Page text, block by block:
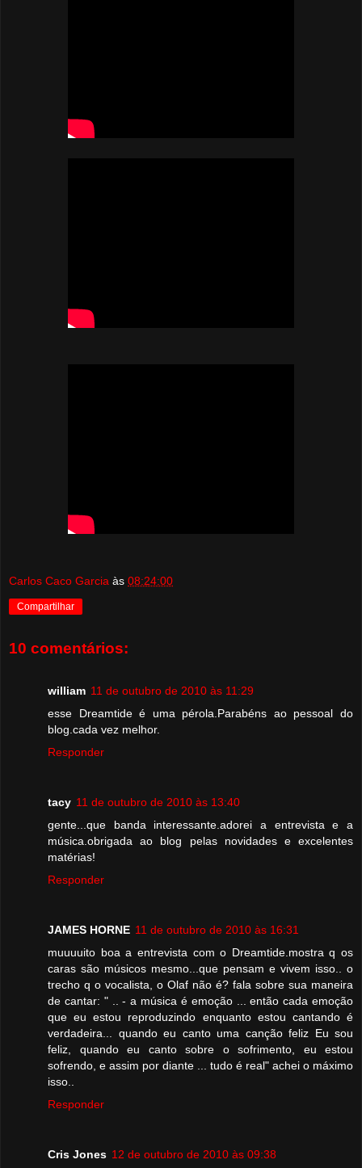
Carlos Caco Garcia às 08:24:00
Compartilhar
10 comentários:
william 11 de outubro de 2010 às 11:29
esse Dreamtide é uma pérola.Parabéns ao pessoal do
blog.cada vez melhor.
Responder
tacy 11 de outubro de 2010 às 13:40
gente...que banda interessante.adorei a entrevista e a
música.obrigada ao blog pelas novidades e excelentes
matérias!
Responder
JAMES HORNE 11 de outubro de 2010 às 16:31
muuuuito boa a entrevista com o Dreamtide.mostra q os
caras são músicos mesmo...que pensam e vivem isso.. o
trecho q o vocalista, o Olaf não é? fala sobre sua maneira
de cantar: " .. - a música é emoção ... então cada emoção
que eu estou reproduzindo enquanto estou cantando é
verdadeira... quando eu canto uma canção feliz Eu sou
feliz, quando eu canto sobre o sofrimento, eu estou
sofrendo, e assim por diante ... tudo é real" achei o máximo
isso..
Responder
Cris Jones 12 de outubro de 2010 às 09:38